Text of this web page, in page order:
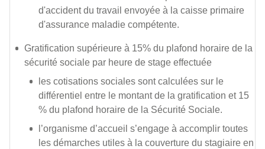
d'accident du travail envoyée à la caisse primaire
d'assurance maladie compétente.
Gratification supérieure à 15% du plafond horaire de la
sécurité sociale par heure de stage effectuée
les cotisations sociales sont calculées sur le
différentiel entre le montant de la gratification et 15
% du plafond horaire de la Sécurité Sociale.
l’organisme d’accueil s’engage à accomplir toutes
les démarches utiles à la couverture du stagiaire en